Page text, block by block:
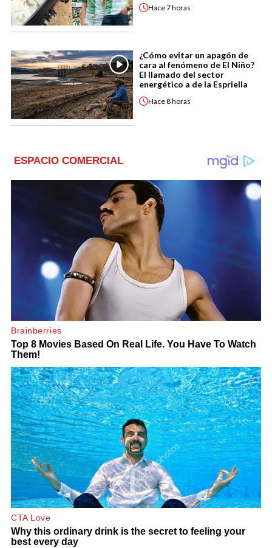
Hace7 horas
¿Cómo evitar un apagón de
cara al fenómeno de El Niño?
El llamado del sector
energético a de la Espriella
Hace8 horas